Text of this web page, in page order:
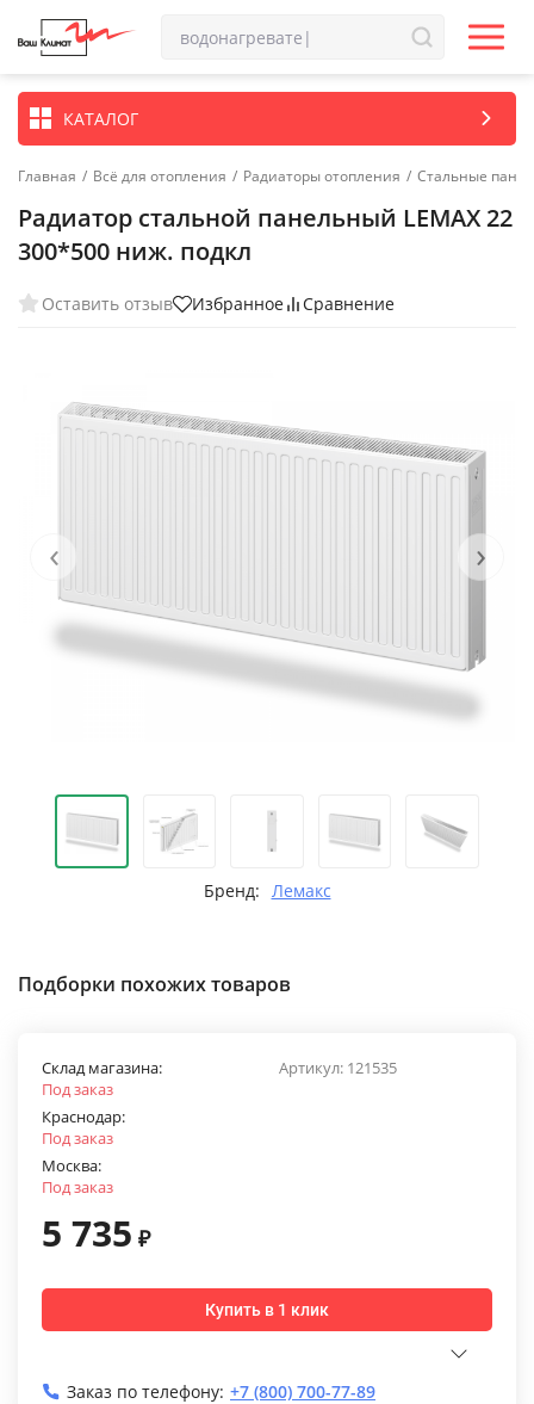
КАТАЛОГ
Главная / Всё для отопления / Радиаторы отопления / Стальные
Радиатор стальной панельный LEMAX 22
300*500 ниж. подкл
Оставить отзыв Избранное Сравнение
‹ ›
Бренд: Лемакс
Подборки похожих товаров
Артикул: 121535
Склад магазина:
Под заказ
Краснодар:
Под заказ
Москва:
Под заказ
5 735 ₽
Купить в 1 клик
Заказ по телефону: +7 (800) 700-77-89